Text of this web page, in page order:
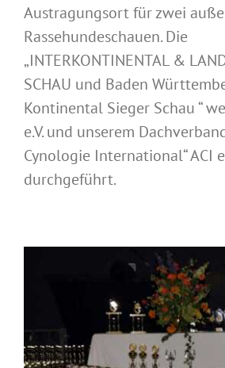
Austragungsort für zwei
Rassehundeschauen. Die
„INTERKONTINENTAL &
SCHAU und Baden
Kontinental Sieger Schau “
e.V. und unserem
Cynologie International“ ACI
durchgeführt.